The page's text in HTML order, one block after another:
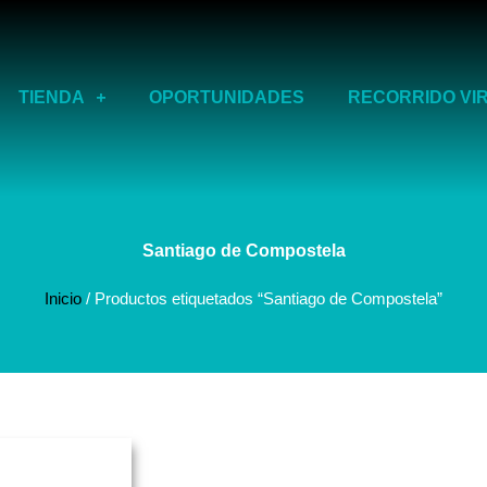
TIENDA OPORTUNIDADES RECORRIDO
Santiago de Compostela
Inicio / Productos etiquetados “Santiago de Compostela”